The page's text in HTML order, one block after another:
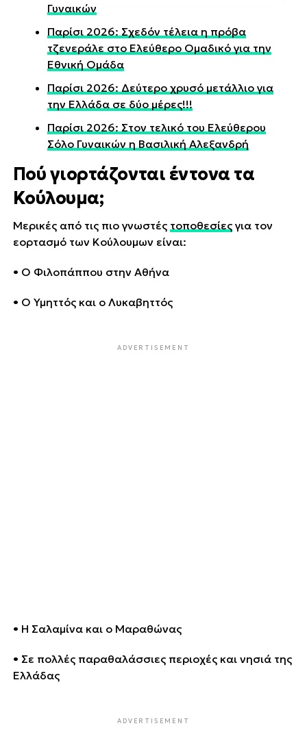
Γυναικών
Παρίσι 2026: Σχεδόν τέλεια η πρόβα
τζενεράλε στο Ελεύθερο Ομαδικό για την
Εθνική Ομάδα
Παρίσι 2026: Δεύτερο χρυσό μετάλλιο για
την Ελλάδα σε δύο μέρες!!!
Παρίσι 2026: Στον τελικό του Ελεύθερου
Σόλο Γυναικών η Βασιλική Αλεξανδρή
Πού γιορτάζονται έντονα τα
Κούλουμα;
Μερικές από τις πιο γνωστές τοποθεσίεςγια τον
εορτασμό των Κούλουμων είναι:
• Ο Φιλοπάππου στην Αθήνα
• Ο Υμηττός και ο Λυκαβηττός
ADVERTISEMENT
• Η Σαλαμίνα και ο Μαραθώνας
• Σε πολλές παραθαλάσσιες περιοχές και νησιά της
Ελλάδας
ADVERTISEMENT